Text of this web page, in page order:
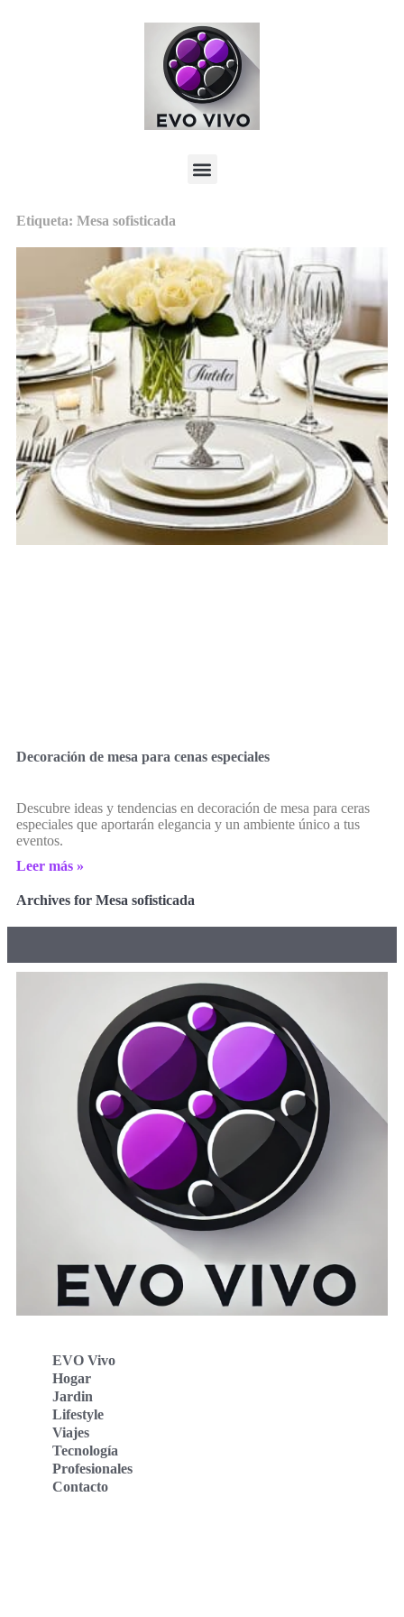
Etiqueta: Mesa sofisticada
Decoración de mesa para cenas especiales
Descubre ideas y tendencias en decoración de mesa para ceras
especiales que aportarán elegancia y un ambiente único a tus
eventos.
Leer más »
Archives for Mesa sofisticada
EVO Vivo
Hogar
Jardin
Lifestyle
Viajes
Tecnología
Profesionales
Contacto